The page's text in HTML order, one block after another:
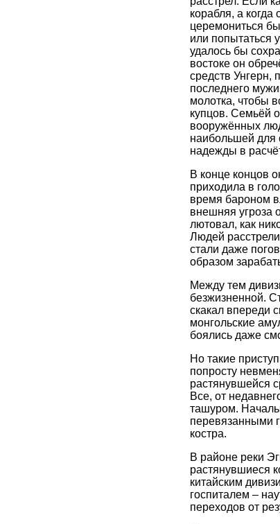
корабля, а
церемониться
или попытаться
удалось бы
востоке он
средств Унгерн,
последнего
молотка, чтобы
купцов. Семьёй
вооружённых
наибольшей для
надежды в
В конце концов
приходила в
время бароном
внешняя угроза
лютовал, как
Людей
стали даже
образом
Между тем
безжизненной.
скакал впереди
монгольские
боялись даже
Но такие
попросту
растянувшейся
Все, от
ташуром.
перевязанными
костра.
В районе реки
растянувшиеся
китайским
госпиталем –
переходов от